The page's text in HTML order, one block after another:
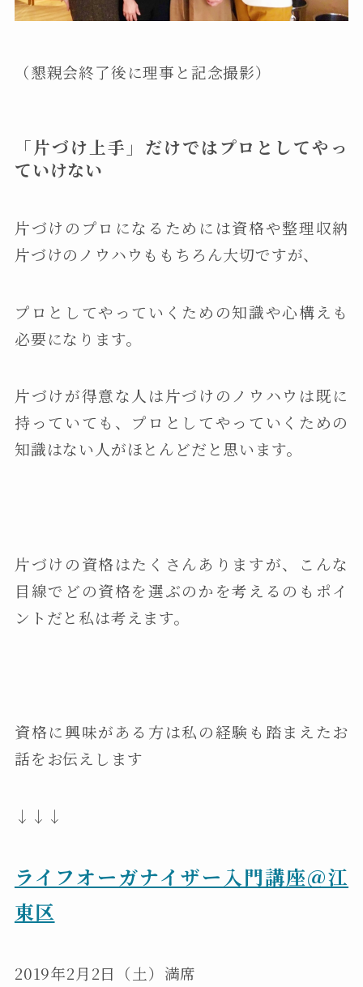
（懇親会終了後に理事と記念撮影）
「片づけ上手」だけではプロとしてやっ
ていけない
片づけのプロになるためには資格や整理収納
片づけのノウハウももちろん大切ですが、
プロとしてやっていくための知識や心構えも
必要になります。
片づけが得意な人は片づけのノウハウは既に
持っていても、プロとしてやっていくための
知識はない人がほとんどだと思います。
片づけの資格はたくさんありますが、こんな
目線でどの資格を選ぶのかを考えるのもポイ
ントだと私は考えます。
資格に興味がある方は私の経験も踏まえたお
話をお伝えします
↓↓↓
ライフオーガナイザー入門講座＠江
東区
2019年2月2日（土）満席